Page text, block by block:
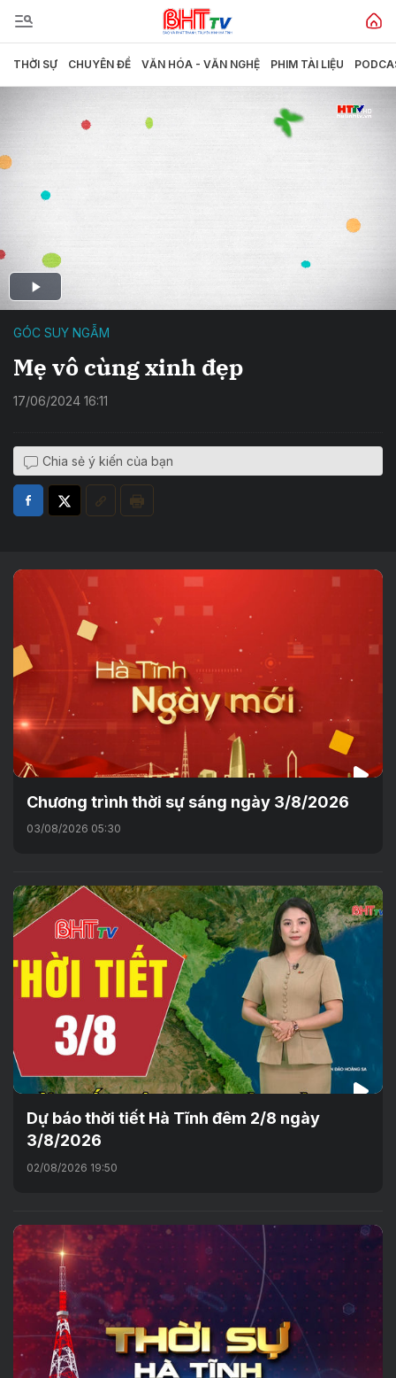
THỜI SỰ CHUYÊN ĐỀ VĂN HÓA - VĂN NGHỆ PHIM TÀI LIỆU
GÓC SUY NGẪM
Mẹ vô cùng xinh đẹp
17/06/2024 16:11
Chia sẻ ý kiến của bạn
Chương trình thời sự sáng ngày 3/8/2026
03/08/2026 05:30
Dự báo thời tiết Hà Tĩnh đêm 2/8 ngày
3/8/2026
02/08/2026 19:50